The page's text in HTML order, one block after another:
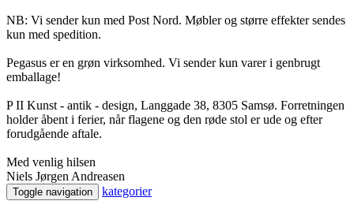
NB: Vi sender kun med Post Nord. Møbler og større effekter sendes
kun med spedition.
Pegasus er en grøn virksomhed. Vi sender kun varer i genbrugt
emballage!
P II Kunst - antik - design, Langgade 38, 8305 Samsø. Forretningen
holder åbent i ferier, når flagene og den røde stol er ude og efter
forudgående aftale.
Med venlig hilsen
Niels Jørgen Andreasen
Toggle navigation kategorier